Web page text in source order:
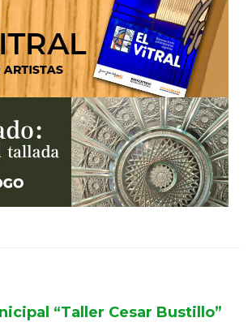
“Taller Cesar Bustillo”